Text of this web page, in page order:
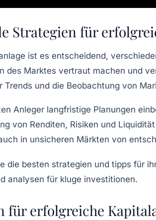
Strategien für
ist es entscheidend,
des Marktes vertraut machen und
Trends und die Beobachtung von
Anleger langfristige Planungen
von Renditen, Risiken und Liquidität
in unsicheren Märkten von
für erfolgreiche